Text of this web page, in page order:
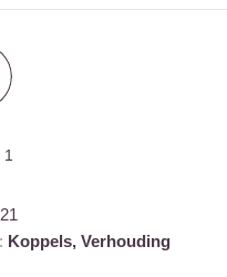
1
Koppels, Verhouding